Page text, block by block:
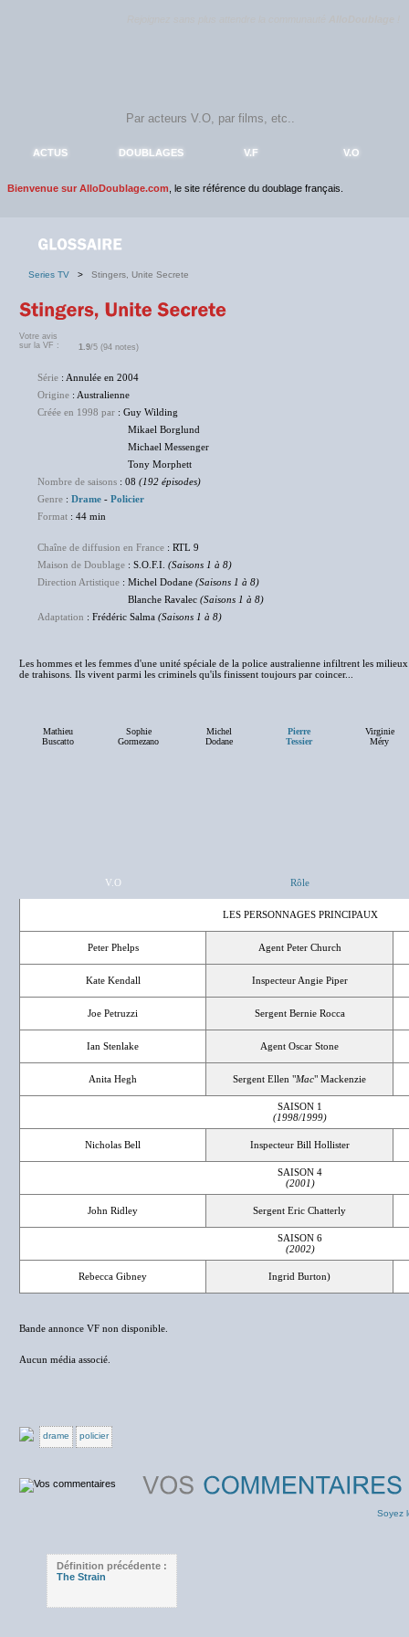
ACTUS DOUBLAGES V.F V.O
Bienvenue sur AlloDoublage.com , le site référence du doublage français.
Series TV > Stingers, Unite Secrete
Votre avis
sur la VF :
1.9/5 (94 notes)
Série : Annulée en 2004
Origine : Australienne
Créée en 1998 par : Guy Wilding
Mikael Borglund
Michael Messenger
Tony Morphett
Nombre de saisons : 08 (192 épisodes)
Genre : Drame - Policier
Format : 44 min
Chaîne de diffusion en France : RTL 9
Maison de Doublage : S.O.F.I. (Saisons 1 à 8)
Direction Artistique : Michel Dodane (Saisons 1 à 8)
Blanche Ravalec (Saisons 1 à 8)
Adaptation : Frédéric Salma (Saisons 1 à 8)
Les hommes et les femmes d'une unité spéciale de la police australienne infiltrent les
de trahisons. Ils vivent parmi les criminels qu'ils finissent toujours par coincer...
Mathieu
Buscatto
Sophie
Gormezano
Michel
Dodane
Pierre
Tessier
Virginie
Méry
V.O Rôle
LES PERSONNAGES PRINCIPAUX
Peter Phelps Agent Peter Church
Kate Kendall Inspecteur Angie Piper
Joe Petruzzi Sergent Bernie Rocca
Ian Stenlake Agent Oscar Stone
Anita Hegh Sergent Ellen "Mac" Mackenzie
SAISON 1
(1998/1999)
Nicholas Bell Inspecteur Bill Hollister
SAISON 4
(2001)
John Ridley Sergent Eric Chatterly
SAISON 6
(2002)
Rebecca Gibney Ingrid Burton)
Bande annonce VF non disponible.
Aucun média associé.
drame policier
Soyez
Définition précédente :
The Strain